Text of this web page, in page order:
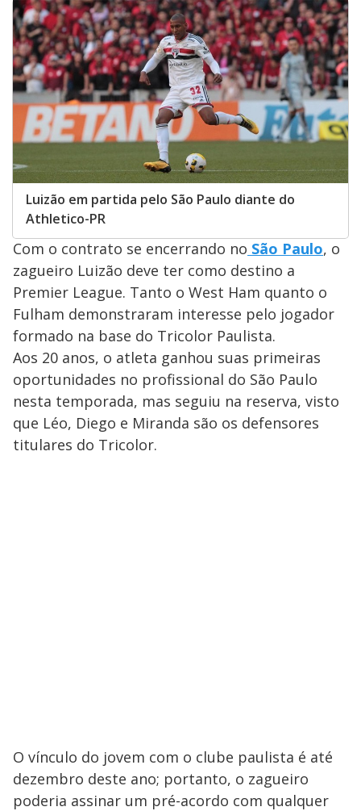
Opens in new window
Luizão em partida pelo São Paulo diante do
Athletico-PR
Com o contrato se encerrando no São Paulo, o
zagueiro Luizão deve ter como destino a
Premier League. Tanto o West Ham quanto o
Fulham demonstraram interesse pelo jogador
formado na base do Tricolor Paulista.
Aos 20 anos, o atleta ganhou suas primeiras
oportunidades no profissional do São Paulo
nesta temporada, mas seguiu na reserva, visto
que Léo, Diego e Miranda são os defensores
titulares do Tricolor.
O vínculo do jovem com o clube paulista é até
dezembro deste ano; portanto, o zagueiro
poderia assinar um pré-acordo com qualquer